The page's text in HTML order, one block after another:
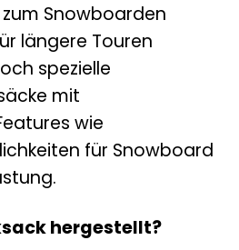
Snowboarden
längere Touren
spezielle
mit
wie
für Snowboard
hergestellt?